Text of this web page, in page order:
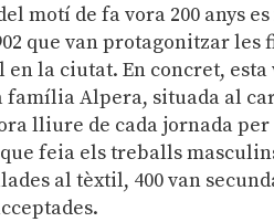
motí de fa vora 200 anys
que van protagonitzar
la ciutat. En concret,
família Alpera, situada al
lliure de cada jornada
feia els treballs
al tèxtil, 400 van